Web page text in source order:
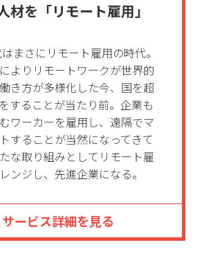
材を「リモート雇用」
まさにリモート雇用の時代。
よりリモートワークが世界的
き方が多様化した今、国を超
することが当たり前。企業も
ワーカーを雇用し、遠隔でマ
することが当然になってきて
な取り組みとしてリモート雇
ンジし、先進企業になる。
サービス詳細を見る